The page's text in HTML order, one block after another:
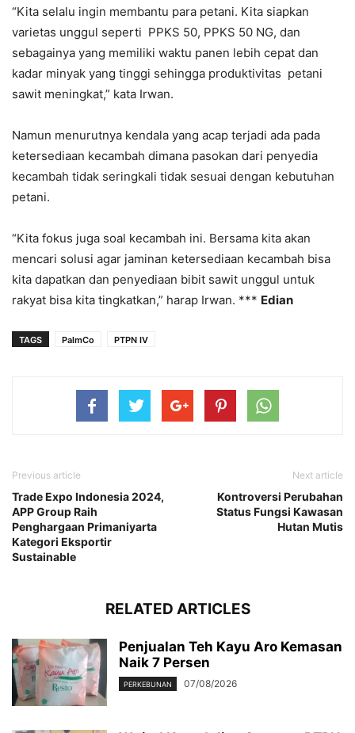
“Kita selalu ingin membantu para petani. Kita siapkan
varietas unggul seperti PPKS 50, PPKS 50 NG, dan
sebagainya yang memiliki waktu panen lebih cepat dan
kadar minyak yang tinggi sehingga produktivitas petani
sawit meningkat,” kata Irwan.
Namun menurutnya kendala yang acap terjadi ada pada
ketersediaan kecambah dimana pasokan dari penyedia
kecambah tidak seringkali tidak sesuai dengan kebutuhan
petani.
“Kita fokus juga soal kecambah ini. Bersama kita akan
mencari solusi agar jaminan ketersediaan kecambah bisa
kita dapatkan dan penyediaan bibit sawit unggul untuk
rakyat bisa kita tingkatkan,” harap Irwan. *** Edian
TAGS PalmCo PTPN IV
Previous article
Trade Expo Indonesia 2024,
APP Group Raih
Penghargaan Primaniyarta
Kategori Eksportir
Sustainable
Next article
Kontroversi Perubahan
Status Fungsi Kawasan
Hutan Mutis
RELATED ARTICLES
Penjualan Teh Kayu Aro Kemasan
Naik 7 Persen
PERKEBUNAN 07/08/2026